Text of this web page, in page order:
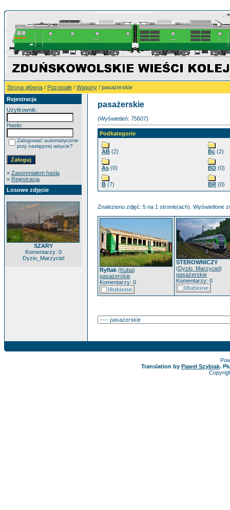
Strona główna / Pozostałe / Wagony / pasażerskie
Rejestracja
Użytkownik:
Hasło:
Zalogować automatycznie
przy następnej wizycie?
» Zapomniałem hasła
» Rejestracja
Losowe zdjęcie
SZARY
Komentarzy: 0
Dyzio_Marzyciel
pasażerskie
(Wyświetleń: 75607)
Podkategorie
AB (2)
As (0)
B (7)
Bc (2)
BD (0)
BR (0)
Znaleziono zdjęć: 5 na 1 stronie(ach). Wyświetlone
Ryflak (Kuba)
pasażerskie
Komentarzy: 0
STEROWNICZY
(Dyzio_Marzyciel)
pasażerskie
Komentarzy: 0
Translation by Paweł Szybiak.